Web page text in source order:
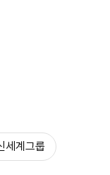
세계그룹